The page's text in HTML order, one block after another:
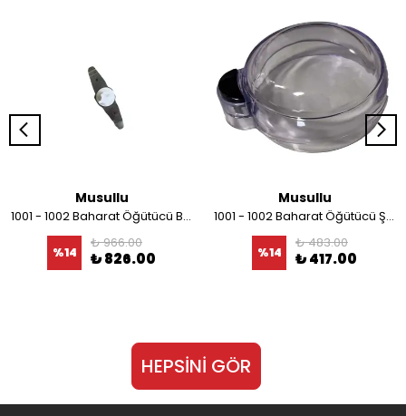
Musullu
1001 - 1002 Baharat Öğütücü Bıçağı
%14
₺ 966.00
₺ 826.00
Musullu
1001 - 1002 Baharat Öğütücü Şeffaf Kapağı
%14
₺ 483.00
₺ 417.00
HEPSİNİ GÖR